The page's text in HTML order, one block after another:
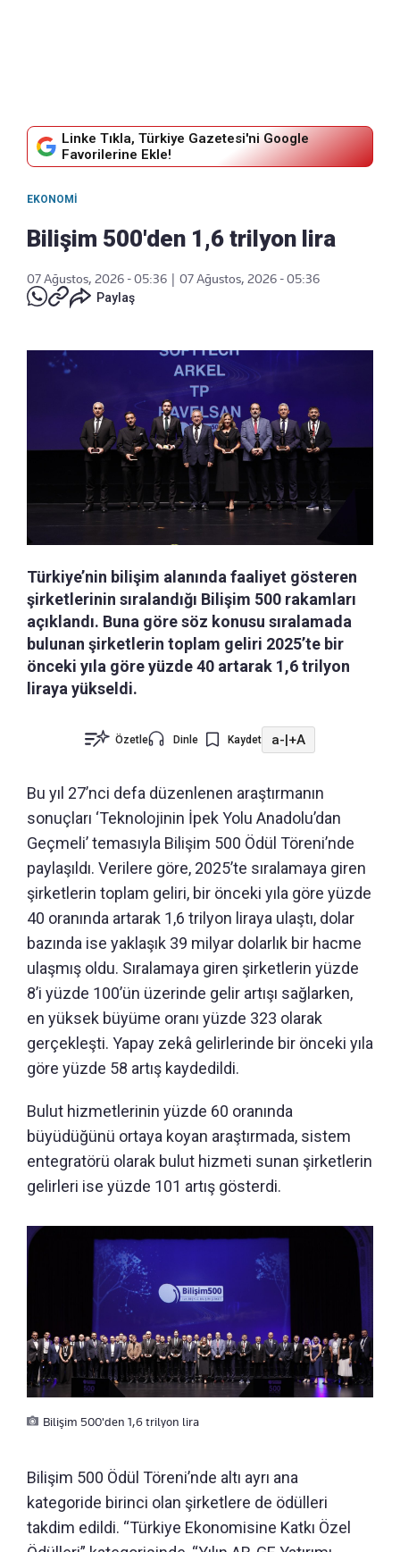
Linke Tıkla, Türkiye Gazetesi'ni Google
Favorilerine Ekle!
EKONOMI
Bilişim 500'den 1,6 trilyon lira
07 Ağustos, 2026 - 05:36
07 Ağustos, 2026 - 05:36
Paylaş
Türkiye’nin bilişim alanında faaliyet gösteren
şirketlerinin sıralandığı Bilişim 500 rakamları
açıklandı. Buna göre söz konusu sıralamada
bulunan şirketlerin toplam geliri 2025’te bir
önceki yıla göre yüzde 40 artarak 1,6 trilyon
liraya yükseldi.
Özetle Dinle Kaydet a-|+A
Bu yıl 27’nci defa düzenlenen araştırmanın
sonuçları ‘Teknolojinin İpek Yolu Anadolu’dan
Geçmeli’ temasıyla Bilişim 500 Ödül Töreni’nde
paylaşıldı. Verilere göre, 2025’te sıralamaya giren
şirketlerin toplam geliri, bir önceki yıla göre yüzde
40 oranında artarak 1,6 trilyon liraya ulaştı, dolar
bazında ise yaklaşık 39 milyar dolarlık bir hacme
ulaşmış oldu. Sıralamaya giren şirketlerin yüzde
8’i yüzde 100’ün üzerinde gelir artışı sağlarken,
en yüksek büyüme oranı yüzde 323 olarak
gerçekleşti. Yapay zekâ gelirlerinde bir önceki yıla
göre yüzde 58 artış kaydedildi.
Bulut hizmetlerinin yüzde 60 oranında
büyüdüğünü ortaya koyan araştırmada, sistem
entegratörü olarak bulut hizmeti sunan şirketlerin
gelirleri ise yüzde 101 artış gösterdi.
Bilişim 500'den 1,6 trilyon lira
Bilişim 500 Ödül Töreni’nde altı ayrı ana
kategoride birinci olan şirketlere de ödülleri
takdim edildi. “Türkiye Ekonomisine Katkı Özel